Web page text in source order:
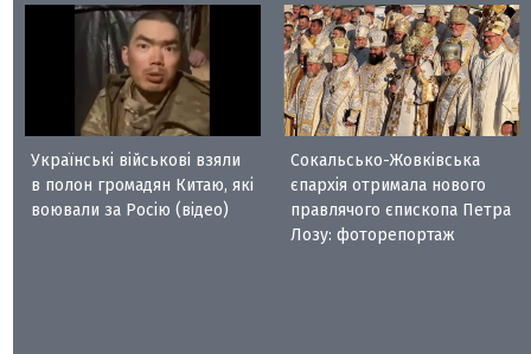
Українські військові взяли
в полон громадян Китаю, які
воювали за Росію (відео)
Сокальсько-Жовківська
єпархія отримала нового
правлячого єпископа Петра
Лозу: фоторепортаж